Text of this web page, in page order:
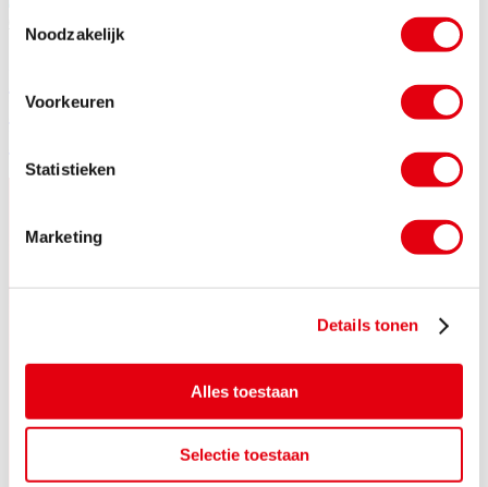
Noodzakelijk
Voorkeuren
Statistieken
Marketing
Details tonen
Alles toestaan
Selectie toestaan
KEERT IN 2028 TERUG IN